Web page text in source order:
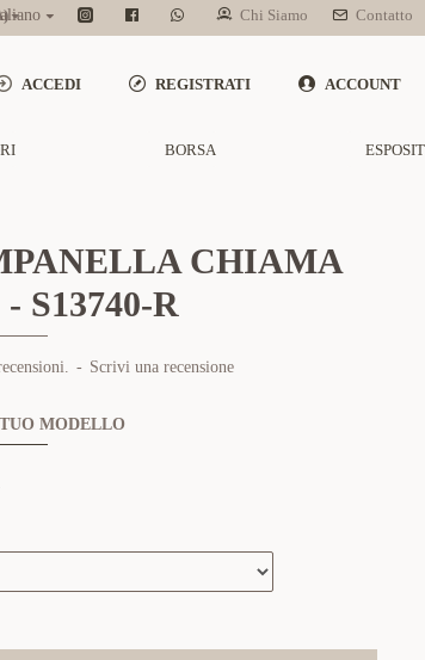
Chi Siamo Contatto
ACCEDI REGISTRATI ACCOUNT
BORSA
CHIAMA
S13740-R
- Scrivi una recensione
MODELLO